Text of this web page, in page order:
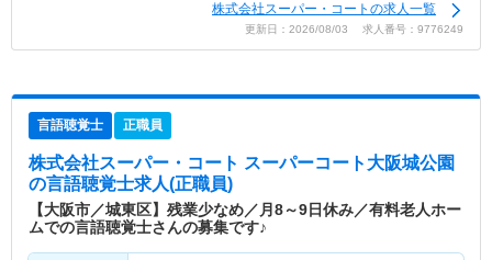
株式会社スーパー・コートの求人一覧
更新日：2026/08/03 求人番号：9776249
言語聴覚士 正職員
株式会社スーパー・コート スーパーコート大阪城公園
の言語聴覚士求人(正職員)
【大阪市／城東区】残業少なめ／月8～9日休み／有料老人ホー
ムでの言語聴覚士さんの募集です♪